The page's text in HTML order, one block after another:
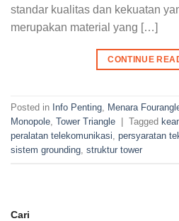
standar kualitas dan kekuatan
merupakan material yang […]
CONTINUE
Posted in Info Penting Menara
Monopole Tower Triangle Tagged
peralatan telekomunikasi persyaratan
sistem grounding struktur tower
Cari